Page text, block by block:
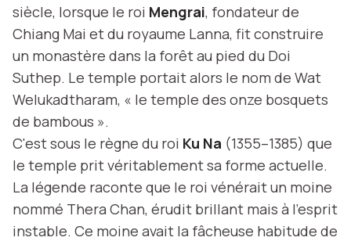
siècle, lorsque le roi Mengrai, fondateur de
Chiang Mai et du royaume Lanna, fit construire
un monastère dans la forêt au pied du Doi
Suthep. Le temple portait alors le nom de Wat
Welukadtharam, « le temple des onze bosquets
de bambous ».
C'est sous le règne du roi Ku Na (1355–1385) que
le temple prit véritablement sa forme actuelle.
La légende raconte que le roi vénérait un moine
nommé Thera Chan, érudit brillant mais à l'esprit
instable. Ce moine avait la fâcheuse habitude de